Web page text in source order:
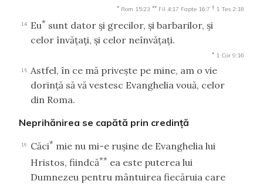
* Rom 15:23 ** Fil 4:17 Fapte 16:7 † 1 Tes 2:18
14 Eu* sunt dator şi grecilor, şi barbarilor, şi
celor învăţaţi, şi celor neînvăţaţi.
* 1 Cor 9:16
15
Astfel, în ce mă priveşte pe mine, am o vie
dorinţă să vă vestesc Evanghelia vouă, celor
din Roma.
Neprihănirea se capătă prin credinţă
16 Căci* mie nu mi-e ruşine de Evanghelia lui
Hristos, fiindcă** ea este puterea lui
Dumnezeu pentru mântuirea fiecăruia care